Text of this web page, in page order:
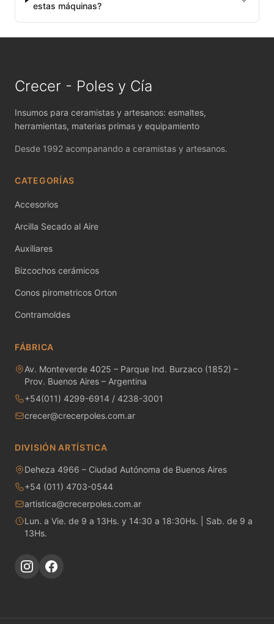
MAYCO STROKE & COAT
Moldes de yeso
Molinos - Bolas y Revestimientos
Papel engomado para calcos
Pastas cerámicas - Fabricación propia
Pastas cerámicas - Importadas
Patas de gallo
Pigmentos bajo cubierta preparado
Pigmentos para vidrio - Temp. 580 - 620ªC
Pigmentos para vidrio - Temp. 780 - 810ªC
Pigmentos puros - Cd-Se para vidrio
Pigmentos puros - Encapsulados
Pigmentos Sobre Cubierta - 800°C
Placas Refractarias
estas máquinas?
Crecer - Poles y Cía
Insumos para ceramistas y artesanos: esmaltes,
herramientas, materias primas y equipamiento
Desde 1992 acompanando a ceramistas y artesanos.
CATEGORÍAS
Accesorios
Arcilla Secado al Aire
Auxiliares
Bizcochos cerámicos
Conos pirometricos Orton
Contramoldes
FÁBRICA
Av. Monteverde 4025 – Parque Ind. Burzaco (1852) –
Prov. Buenos Aires – Argentina
+54(011) 4299-6914 / 4238-3001
crecer@crecerpoles.com.ar
DIVISIÓN ARTÍSTICA
Deheza 4966 – Ciudad Autónoma de Buenos Aires
+54 (011) 4703-0544
artistica@crecerpoles.com.ar
Lun. a Vie. de 9 a 13Hs. y 14:30 a 18:30Hs. | Sab. de 9 a
13Hs.